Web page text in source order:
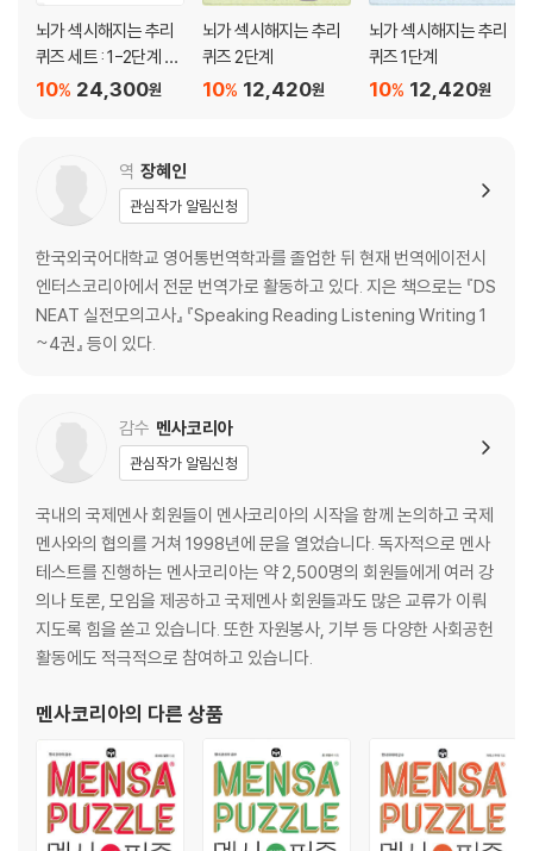
뇌가 섹시해지는 추리
퀴즈 세트 : 1-2단계 세
트
24,300원
10%
뇌가 섹시해지는 추리
퀴즈 2단계
12,420원
10%
뇌가 섹시해지는 추리
퀴즈 1단계
12,420원
10%
역 장혜인
관심작가 알림신청
한국외국어대학교 영어통번역학과를 졸업한 뒤 현재 번역에이전시
엔터스코리아에서 전문 번역가로 활동하고 있다. 지은 책으로는 『DS
NEAT 실전모의고사』 『Speaking Reading Listening Writing 1
~4권』 등이 있다.
감수 멘사코리아
관심작가 알림신청
국내의 국제멘사 회원들이 멘사코리아의 시작을 함께 논의하고 국제
멘사와의 협의를 거쳐 1998년에 문을 열었습니다. 독자적으로 멘사
테스트를 진행하는 멘사코리아는 약 2,500명의 회원들에게 여러 강
의나 토론, 모임을 제공하고 국제멘사 회원들과도 많은 교류가 이뤄
지도록 힘을 쏟고 있습니다. 또한 자원봉사, 기부 등 다양한 사회공헌
활동에도 적극적으로 참여하고 있습니다.
멘사코리아의 다른 상품